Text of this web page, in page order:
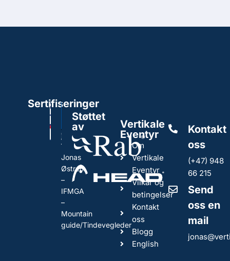
Sertifiseringer
Jonas
Østrem
–
IFMGA
–
Mountain
guide/Tindevegleder
Støttet
av
Vertikale
Eventyr
Om
Vertikale
Eventyr
Vilkår og
betingelser
Kontakt
oss
Blogg
English
Kontakt
oss
(+47) 948
66 215
Send
oss en
mail